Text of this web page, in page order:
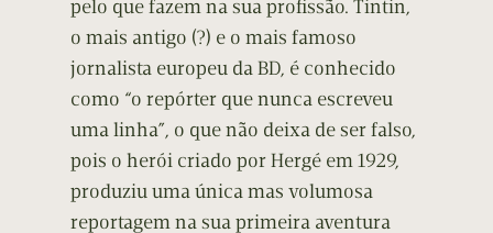
pelo que fazem na sua profissão. Tintin,
o mais antigo (?) e o mais famoso
jornalista europeu da BD, é conhecido
como “o repórter que nunca escreveu
uma linha”, o que não deixa de ser falso,
pois o herói criado por Hergé em 1929,
produziu uma única mas volumosa
reportagem na sua primeira aventura